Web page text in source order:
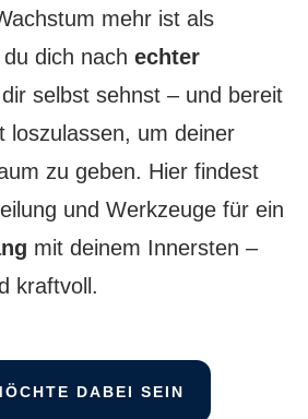
mehr ist als
dich nach echter
selbst sehnst – und bereit
loszulassen, um deiner
zu geben. Hier findest
und Werkzeuge für ein
mit deinem Innersten –
kraftvoll.
DABEI SEIN